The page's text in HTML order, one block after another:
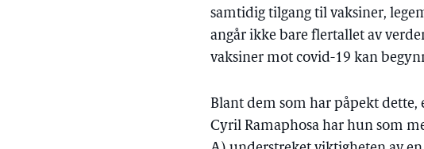
samtidig tilgang til vaksiner,
angår ikke bare flertallet av
vaksiner mot covid-19 kan
Blant dem som har påpekt dette,
Cyril Ramaphosa har hun som